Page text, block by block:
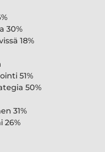
30%
18%
51%
50%
31%
26%